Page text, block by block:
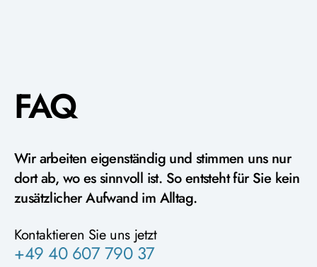
FAQ
Wir arbeiten eigenständig und stimmen uns nur
dort ab, wo es sinnvoll ist. So entsteht für Sie kein
zusätzlicher Aufwand im Alltag.
Kontaktieren Sie uns jetzt
+49 40 607 790 37